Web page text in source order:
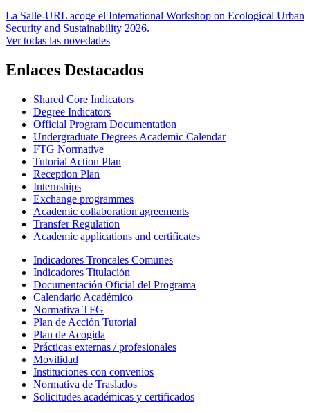
La Salle-URL acoge el International Workshop on Ecological Urban
Security and Sustainability 2026.
Ver todas las novedades
Enlaces Destacados
Shared Core Indicators
Degree Indicators
Official Program Documentation
Undergraduate Degrees Academic Calendar
FTG Normative
Tutorial Action Plan
Reception Plan
Internships
Exchange programmes
Academic collaboration agreements
Transfer Regulation
Academic applications and certificates
Indicadores Troncales Comunes
Indicadores Titulación
Documentación Oficial del Programa
Calendario Académico
Normativa TFG
Plan de Acción Tutorial
Plan de Acogida
Prácticas externas / profesionales
Movilidad
Instituciones con convenios
Normativa de Traslados
Solicitudes académicas y certificados